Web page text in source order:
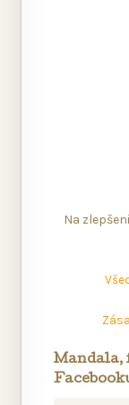
Na
Mandala,